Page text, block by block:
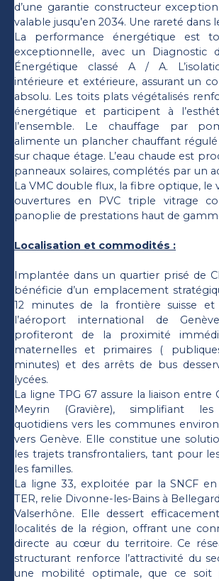
d’une garantie constructeur
valable jusqu’en 2034. Une rareté dans
La performance énergétique est
exceptionnelle, avec un Diagnostic
Énergétique classé A / A.
intérieure et extérieure, assurant un
absolu. Les toits plats végétalisés
énergétique et participent à
l’ensemble. Le chauffage par
alimente un plancher chauffant
sur chaque étage. L’eau chaude est
panneaux solaires, complétés par un
La VMC double flux, la fibre optique, le
ouvertures en PVC triple vitrage
panoplie de prestations haut de
Localisation et commodités :
Implantée dans un quartier prisé de
bénéficie d’un emplacement
12 minutes de la frontière suisse
l’aéroport international de
profiteront de la proximité
maternelles et primaires (
minutes) et des arrêts de bus
lycées.
La ligne TPG 67 assure la liaison entre
Meyrin (Gravière), simplifiant les
quotidiens vers les communes
vers Genève. Elle constitue une
les trajets transfrontaliers, tant pour
les familles.
La ligne 33, exploitée par la SNCF
TER, relie Divonne-les-Bains à
Valserhône. Elle dessert
localités de la région, offrant une
directe au cœur du territoire. Ce
structurant renforce l’attractivité du
une mobilité optimale, que ce soit